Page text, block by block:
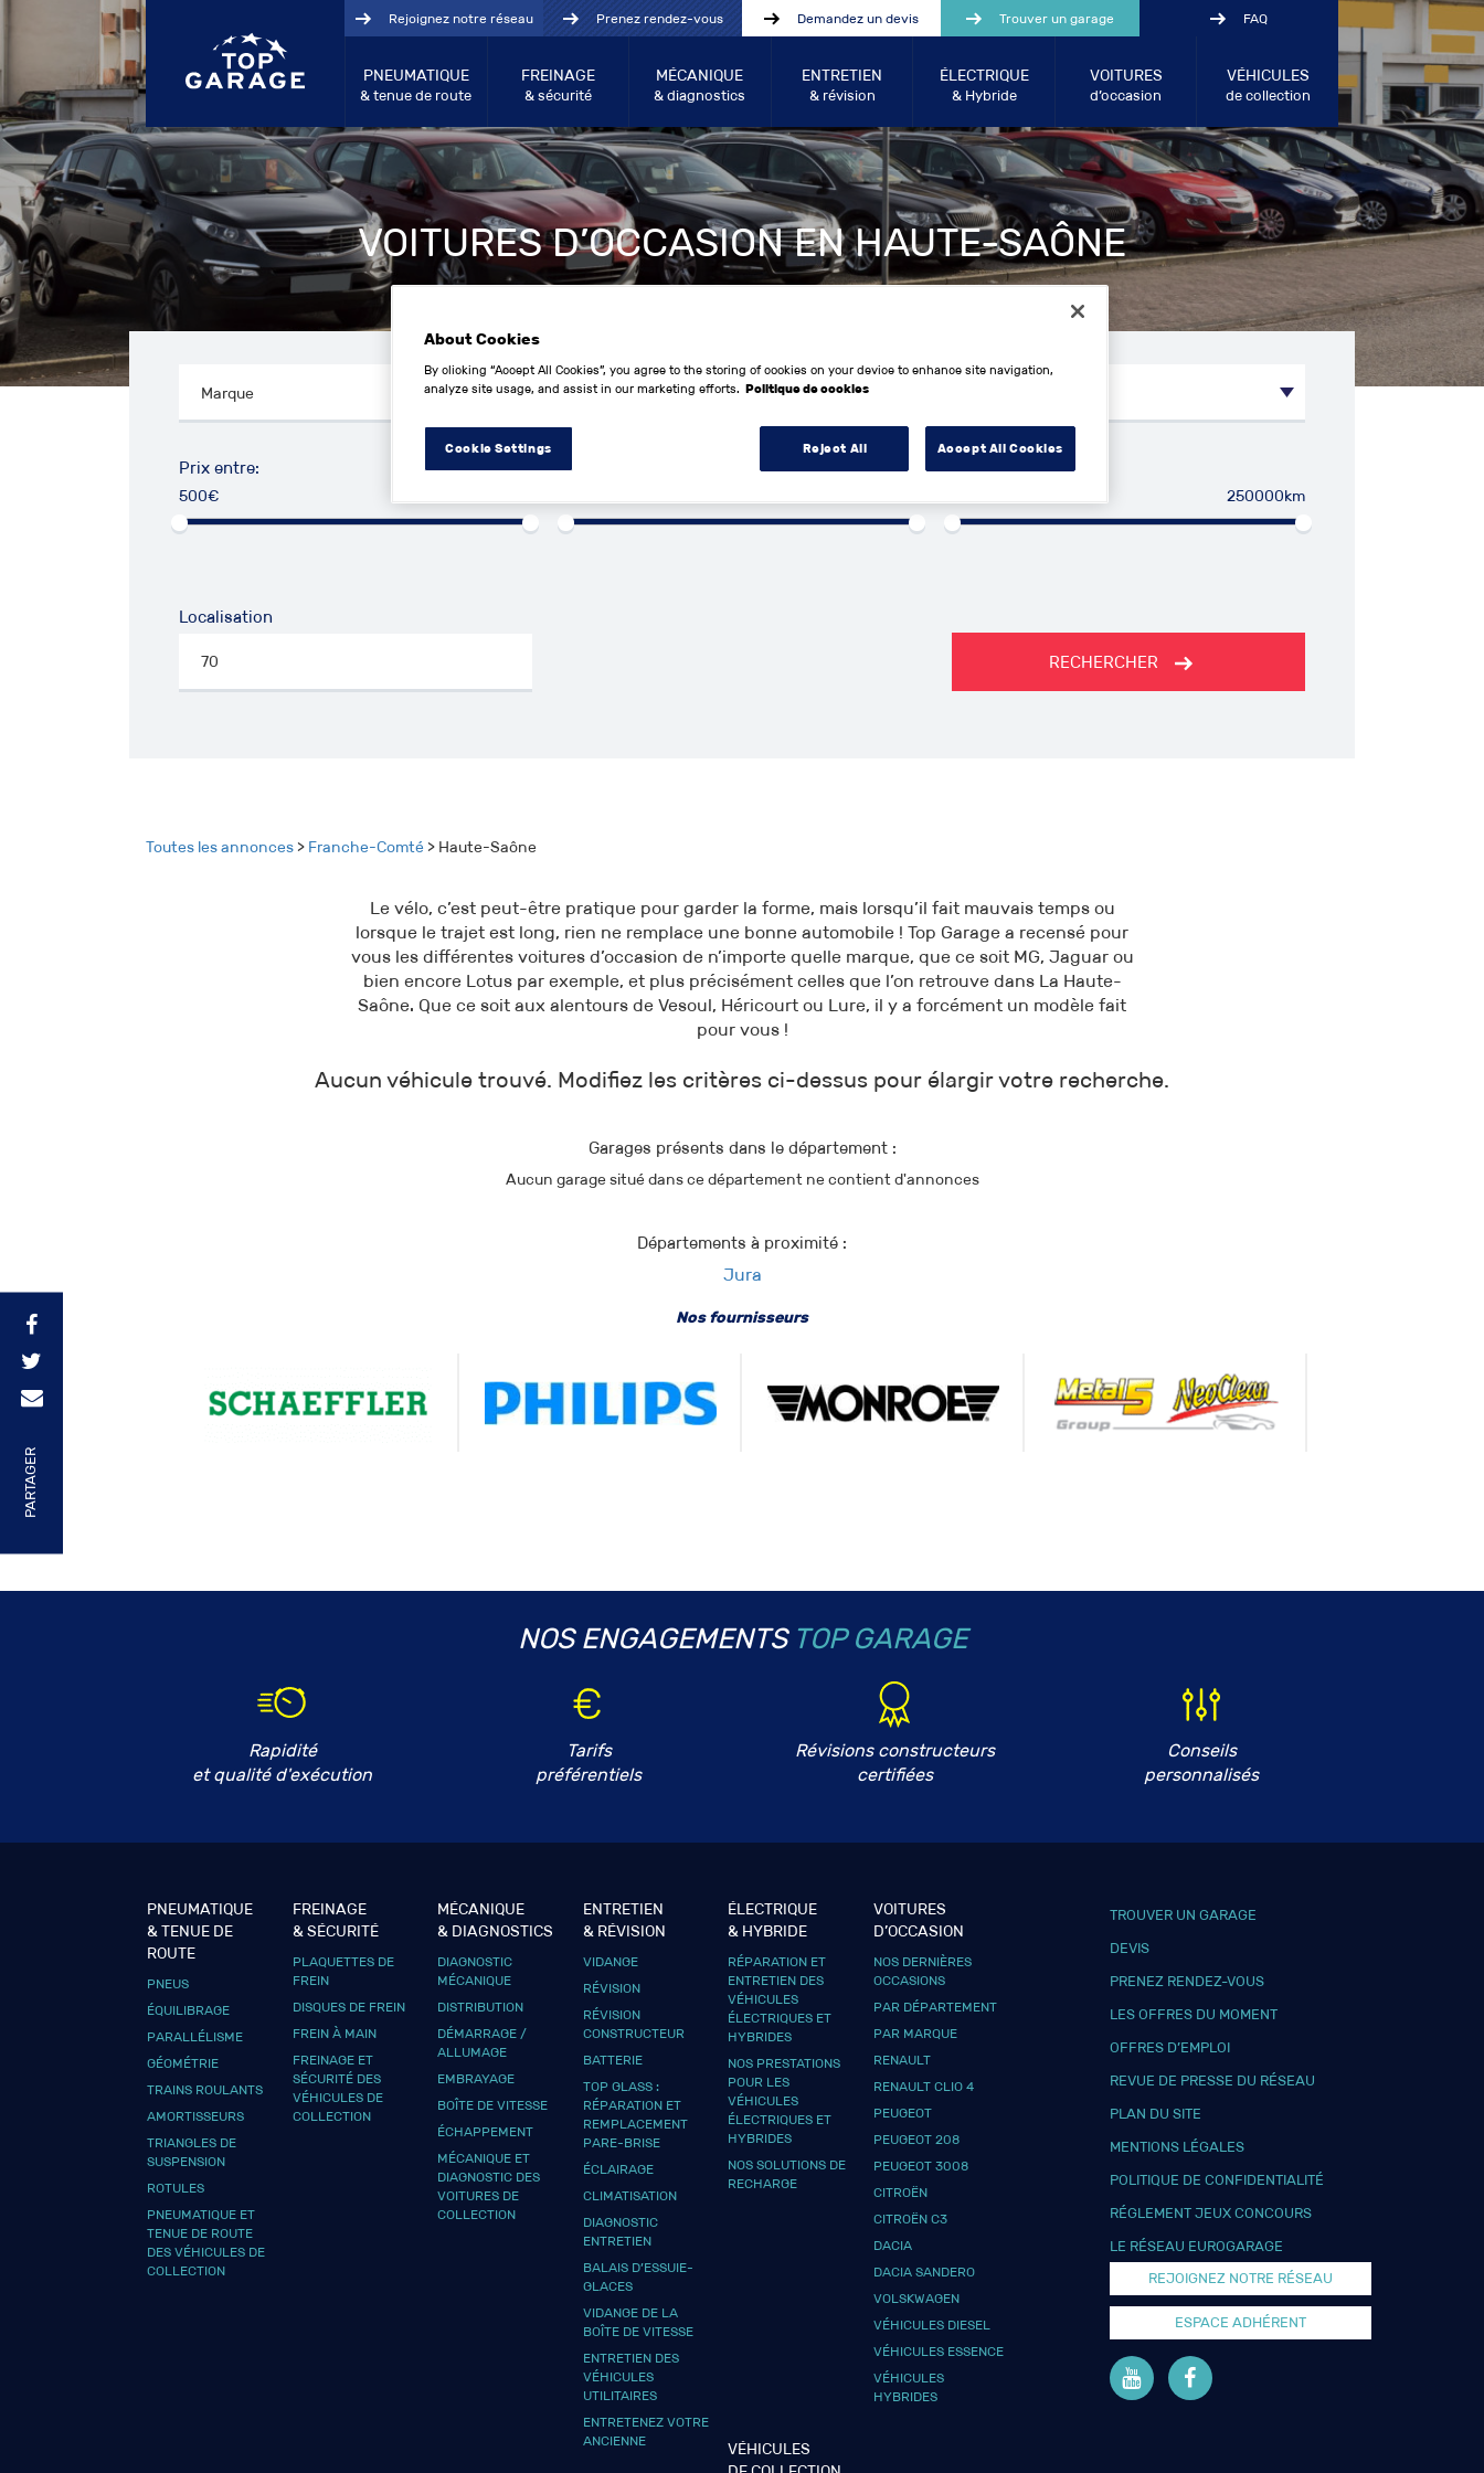
Rejoignez notre réseau Prenez rendez-vous Demandez un devis Trouver un garage FAQ
PNEUMATIQUE
& tenue de route
FREINAGE
& sécurité
MÉCANIQUE
& diagnostics
ENTRETIEN
& révision
ÉLECTRIQUE
& Hybride
VOITURES
d’occasion
VÉHICULES
de collection
PARTAGER
VOITURES D’OCCASION EN HAUTE-SAÔNE
Prix entre:
500€
Année entre: Kilométrage entre:
250000km
Localisation
RECHERCHER
Toutes les annonces > Franche-Comté > Haute-Saône
Le vélo, c’est peut-être pratique pour garder la forme, mais lorsqu’il fait mauvais temps ou
lorsque le trajet est long, rien ne remplace une bonne automobile ! Top Garage a recensé pour
vous les différentes voitures d’occasion de n’importe quelle marque, que ce soit MG, Jaguar ou
bien encore Lotus par exemple, et plus précisément celles que l’on retrouve dans La Haute-
Saône. Que ce soit aux alentours de Vesoul, Héricourt ou Lure, il y a forcément un modèle fait
pour vous !
Aucun véhicule trouvé. Modifiez les critères ci-dessus pour élargir votre recherche.
Garages présents dans le département :
Aucun garage situé dans ce département ne contient d'annonces
Départements à proximité :
Jura
Nos fournisseurs
NOS ENGAGEMENTS TOP GARAGE
Rapidité
et qualité d'exécution
Tarifs
préférentiels
Révisions constructeurs
certifiées
Conseils
personnalisés
PNEUMATIQUE
& TENUE DE
ROUTE
PNEUS
ÉQUILIBRAGE
PARALLÉLISME
GÉOMÉTRIE
TRAINS ROULANTS
AMORTISSEURS
TRIANGLES DE
SUSPENSION
ROTULES
PNEUMATIQUE ET
TENUE DE ROUTE
DES VÉHICULES DE
COLLECTION
FREINAGE
& SÉCURITÉ
PLAQUETTES DE
FREIN
DISQUES DE FREIN
FREIN À MAIN
FREINAGE ET
SÉCURITÉ DES
VÉHICULES DE
COLLECTION
MÉCANIQUE
& DIAGNOSTICS
DIAGNOSTIC
MÉCANIQUE
DISTRIBUTION
DÉMARRAGE /
ALLUMAGE
EMBRAYAGE
BOÎTE DE VITESSE
ÉCHAPPEMENT
MÉCANIQUE ET
DIAGNOSTIC DES
VOITURES DE
COLLECTION
ENTRETIEN
& RÉVISION
VIDANGE
RÉVISION
RÉVISION
CONSTRUCTEUR
BATTERIE
TOP GLASS :
RÉPARATION ET
REMPLACEMENT
PARE-BRISE
ÉCLAIRAGE
CLIMATISATION
DIAGNOSTIC
ENTRETIEN
BALAIS D’ESSUIE-
GLACES
VIDANGE DE LA
BOÎTE DE VITESSE
ENTRETIEN DES
VÉHICULES
UTILITAIRES
ENTRETENEZ VOTRE
ANCIENNE
ÉLECTRIQUE
& HYBRIDE
RÉPARATION ET
ENTRETIEN DES
VÉHICULES
ÉLECTRIQUES ET
HYBRIDES
NOS PRESTATIONS
POUR LES
VÉHICULES
ÉLECTRIQUES ET
HYBRIDES
NOS SOLUTIONS DE
RECHARGE
VOITURES
D’OCCASION
NOS DERNIÈRES
OCCASIONS
PAR DÉPARTEMENT
PAR MARQUE
RENAULT
RENAULT CLIO 4
PEUGEOT
PEUGEOT 208
PEUGEOT 3008
CITROËN
CITROËN C3
DACIA
DACIA SANDERO
VOLSKWAGEN
VÉHICULES DIESEL
VÉHICULES ESSENCE
VÉHICULES
HYBRIDES
VÉHICULES
TROUVER UN GARAGE
DEVIS
PRENEZ RENDEZ-VOUS
LES OFFRES DU MOMENT
OFFRES D’EMPLOI
REVUE DE PRESSE DU RÉSEAU
PLAN DU SITE
MENTIONS LÉGALES
POLITIQUE DE CONFIDENTIALITÉ
RÉGLEMENT JEUX CONCOURS
LE RÉSEAU EUROGARAGE
REJOIGNEZ NOTRE RÉSEAU
ESPACE ADHÉRENT
About Cookies
By clicking “Accept All Cookies”, you agree to the storing of cookies on your device to enhance site navigation,
analyze site usage, and assist in our marketing efforts. Politique de cookies
Cookie Settings Reject All Accept All Cookies